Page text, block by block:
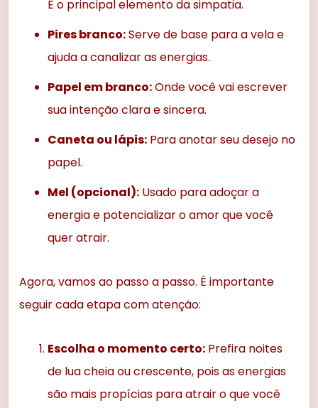
É o principal elemento da simpatia.
Pires branco:Serve de base para a vela e
ajuda a canalizar as energias.
Papel em branco:Onde você vai escrever
sua intenção clara e sincera.
Caneta ou lápis: Para anotar seu desejo no
papel.
Mel (opcional): Usado para adoçar a
energia e potencializar o amor que você
quer atrair.
Agora, vamos ao passo a passo. É importante
seguir cada etapa com atenção:
Escolha o momento certo: Prefira noites
de lua cheia ou crescente, pois as energias
são mais propícias para atrair o que você